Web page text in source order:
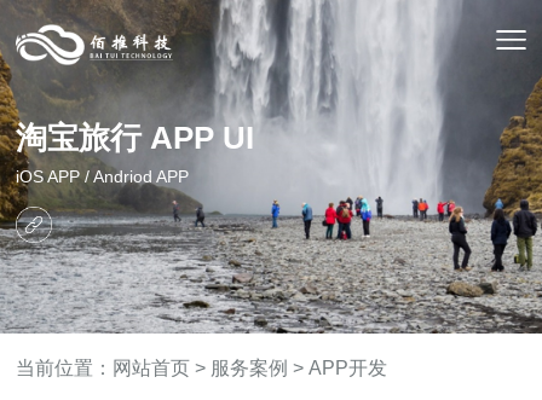
淘宝旅行 APP UI
iOS APP / Andriod APP
当前位置： 网站首页 > 服务案例 >APP开发